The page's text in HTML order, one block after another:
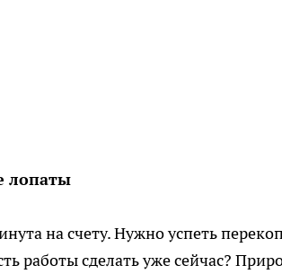
лопаты
на счету. Нужно успеть
работы сделать уже сейчас?